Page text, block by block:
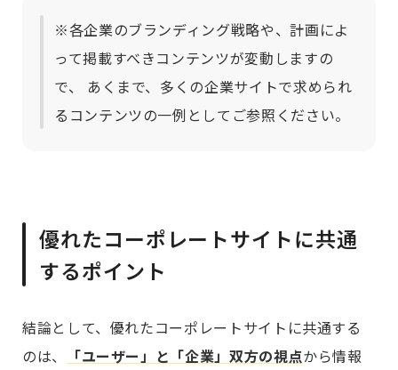
※各企業のブランディング戦略や、計画によ
って掲載すべきコンテンツが変動しますの
で、 あくまで、多くの企業サイトで求められ
るコンテンツの一例としてご参照ください。
優れたコーポレートサイトに共通
するポイント
結論として、優れたコーポレートサイトに共通する
のは、
「ユーザー」と「企業」双方の視点から情報